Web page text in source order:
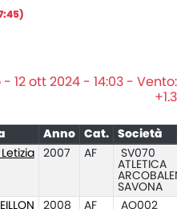
12 ott 2024 - 14:03 - Vento:
+1.3
Anno Cat.
Società
Letizia 2007 AF
SV070
ATLETICA
SAVONA
2008 AF AO002